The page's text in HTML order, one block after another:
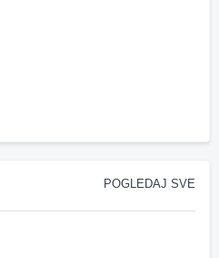
POGLEDAJ SVE